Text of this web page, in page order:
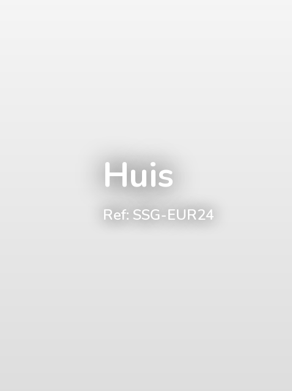
Huis
Ref: SSG-EUR24